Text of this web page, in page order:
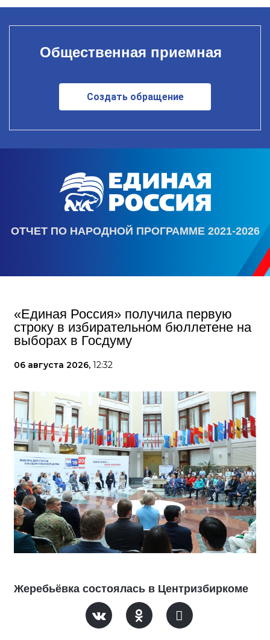
Общественная приемная
Создать обращение
ОТЧЕТ ПО НАРОДНОЙ ПРОГРАММЕ 2021-2026
«Единая Россия» получила первую
строку в избирательном бюллетене на
выборах в Госдуму
06 августа 2026, 12:32
Жеребьёвка состоялась в Центризбиркоме